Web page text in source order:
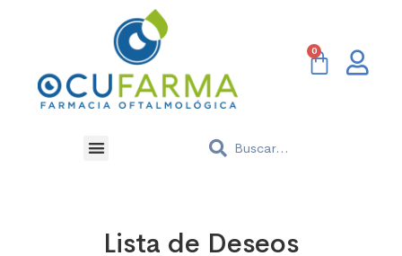
Lista de Deseos